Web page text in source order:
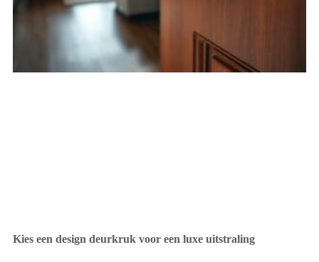
Kies een design deurkruk voor een luxe uitstraling